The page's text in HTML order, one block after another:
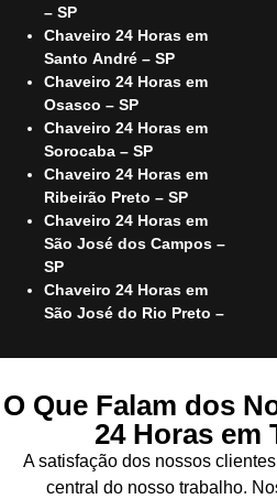
– SP
Chaveiro 24 Horas em
Santo André – SP
Chaveiro 24 Horas em
Osasco – SP
Chaveiro 24 Horas em
Sorocaba – SP
Chaveiro 24 Horas em
Ribeirão Preto – SP
Chaveiro 24 Horas em
São José dos Campos –
SP
Chaveiro 24 Horas em
São José do Rio Preto –
O Que Falam dos
24 Horas em
A satisfação dos nossos
central do nosso trabalho.